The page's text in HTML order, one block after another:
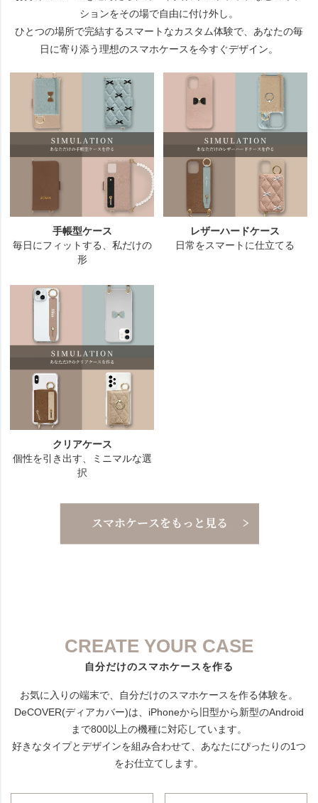
CREATE YOUR CASE
自分だけのスマホケースを作る
お気に入りの端末で、自分だけのスマホケースを作る体験を。
DeCOVER(ディアカバー)は、iPhoneから旧型から新型のAndroid
まで800以上の機種に対応しています。
好きなタイプとデザインを組み合わせて、あなたにぴったりの1つ
をお仕立てします。